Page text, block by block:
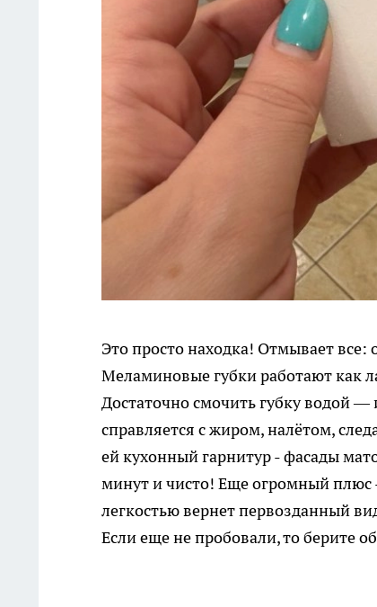
Это просто находка! Отмывает все:
Меламиновые губки работают как
Достаточно смочить губку водой —
справляется с жиром, налётом,
ей кухонный гарнитур - фасады
минут и чисто! Еще огромный плюс
легкостью вернет первозданный
Если еще не пробовали, то берите